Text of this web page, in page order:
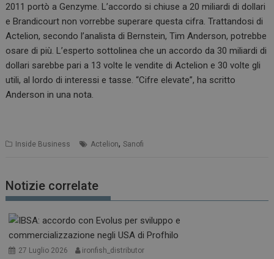
2011 portò a Genzyme. L’accordo si chiuse a 20 miliardi di dollari
e Brandicourt non vorrebbe superare questa cifra. Trattandosi di
Actelion, secondo l’analista di Bernstein, Tim Anderson, potrebbe
osare di più. L’esperto sottolinea che un accordo da 30 miliardi di
dollari sarebbe pari a 13 volte le vendite di Actelion e 30 volte gli
utili, al lordo di interessi e tasse. “Cifre elevate”, ha scritto
Anderson in una nota.
Inside Business Actelion,Sanofi
Notizie correlate
27 Luglio 2026 ironfish_distributor